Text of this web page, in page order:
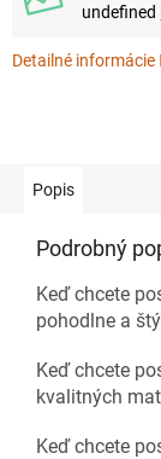
undefined
Detailné informácie
Popis
Podrobný
Keď chcete
pohodlne a
Keď chcete
kvalitných
Keď chcete